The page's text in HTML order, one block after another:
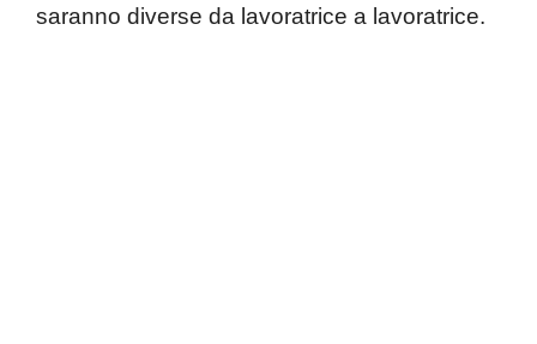
saranno diverse da lavoratrice a lavoratrice.